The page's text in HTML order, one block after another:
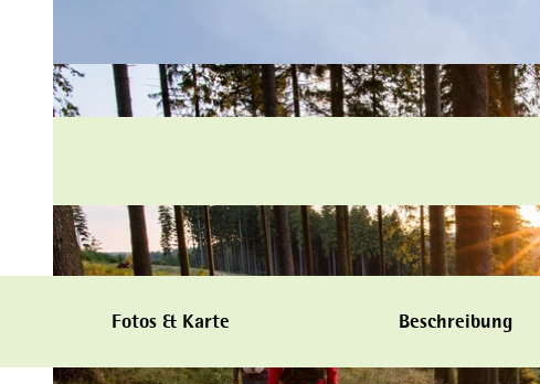
Fotos & Karte Beschreibung